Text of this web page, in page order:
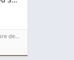
Sürüm Numarası Cihaza göre değişir